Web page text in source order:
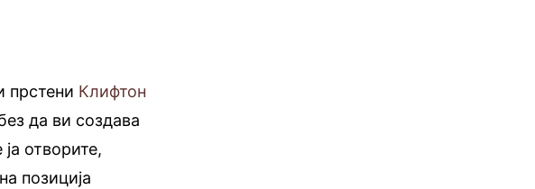
прстени Клифтон
да ви создава
отворите,
позиција